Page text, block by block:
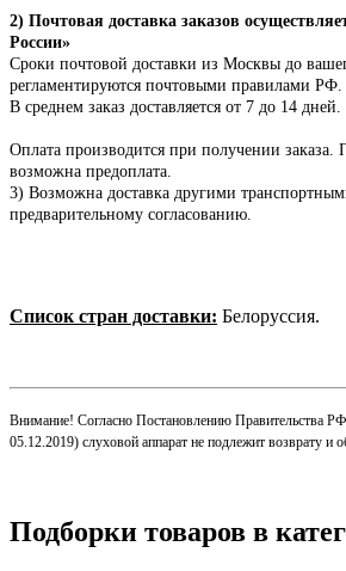
2) Почтовая доставка заказов
России»
Сроки почтовой доставки из Москвы до
регламентируются почтовыми правилами РФ.
В среднем заказ доставляется от 7 до 14 дней.
Оплата производится при получении заказа.
возможна предоплата.
3) Возможна доставка другими
предварительному согласованию.
Список стран доставки: Белоруссия.
Внимание! Согласно Постановлению Правительства
05.12.2019) слуховой аппарат не подлежит возврату и
Подборки товаров в